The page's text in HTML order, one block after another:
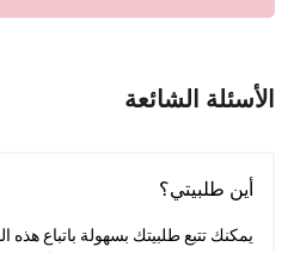
الأسئلة الشائعة
أين طلبيتي؟
يمكنك تتبع طلبيتك بسهولة باتباع